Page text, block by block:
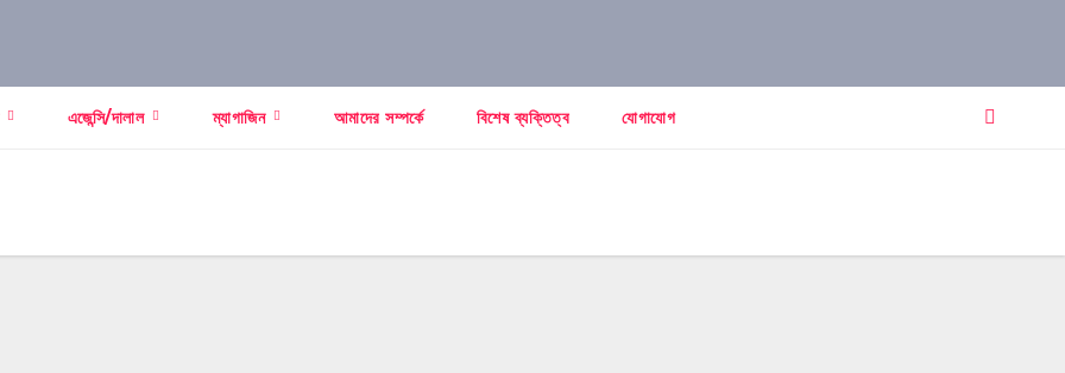
এজেন্সি/দালাল ম্যাগাজিন আমাদের সম্পর্কে বিশেষ ব্যক্তিত্ব যোগাযোগ